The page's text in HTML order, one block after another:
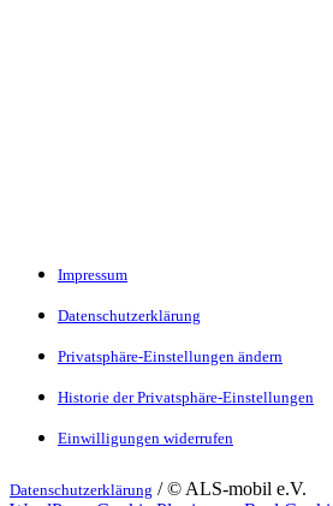
Impressum
Datenschutzerklärung
Privatsphäre-Einstellungen ändern
Historie der Privatsphäre-Einstellungen
Einwilligungen widerrufen
Datenschutzerklärung / © ALS-mobil e.V.